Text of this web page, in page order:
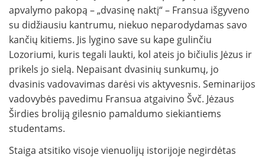
apvalymo pakopą – „dvasinę naktį“ – Fransua išgyveno
su didžiausiu kantrumu, niekuo neparodydamas savo
kančių kitiems. Jis lygino save su kape gulinčiu
Lozoriumi, kuris tegali laukti, kol ateis jo bičiulis Jėzus ir
prikels jo sielą. Nepaisant dvasinių sunkumų, jo
dvasinis vadovavimas darėsi vis aktyvesnis. Seminarijos
vadovybės pavedimu Fransua atgaivino Švč. Jėzaus
Širdies broliją gilesnio pamaldumo siekiantiems
studentams.
Staiga atsitiko visoje vienuolijų istorijoje negirdėtas